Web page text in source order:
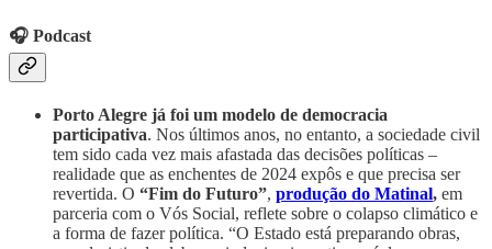
🎧 Podcast
Porto Alegre já foi um modelo de democracia
participativa. Nos últimos anos, no entanto, a sociedade civil
tem sido cada vez mais afastada das decisões políticas –
realidade que as enchentes de 2024 expôs e que precisa ser
revertida. O “Fim do Futuro”, produção do Matinal, em
parceria com o Vós Social, reflete sobre o colapso climático e
a forma de fazer política. “O Estado está preparando obras,